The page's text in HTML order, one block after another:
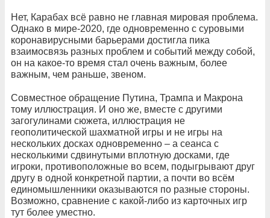
Нет, Карабах всё равно не главная мировая проблема.
Однако в мире-2020, где одновременно с суровыми
коронавирусными барьерами достигла пика
взаимосвязь разных проблем и событий между собой,
он на какое-то время стал очень важным, более
важным, чем раньше, звеном.
Совместное обращение Путина, Трампа и Макрона
тому иллюстрация. И оно же, вместе с другими
загогулинами сюжета, иллюстрация не
геополитической шахматной игры и не игры на
нескольких досках одновременно – а сеанса с
несколькими сдвинутыми вплотную досками, где
игроки, противоположные во всем, подыгрывают друг
другу в одной конкретной партии, а почти во всём
единомышленники оказываются по разные стороны.
Возможно, сравнение с какой-либо из карточных игр
тут более уместно.